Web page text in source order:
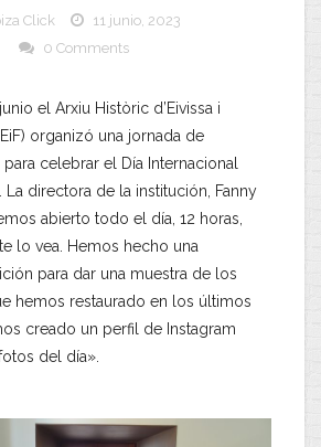
Click
11 junio, 2023
0 Comments
el Arxiu Històric d’Eivissa i
organizó una jornada de
celebrar el Día Internacional
La directora de la institución, Fanny
abierto todo el día, 12 horas,
lo vea. Hemos hecho una
para dar una muestra de los
hemos restaurado en los últimos
creado un perfil de Instagram
del día».